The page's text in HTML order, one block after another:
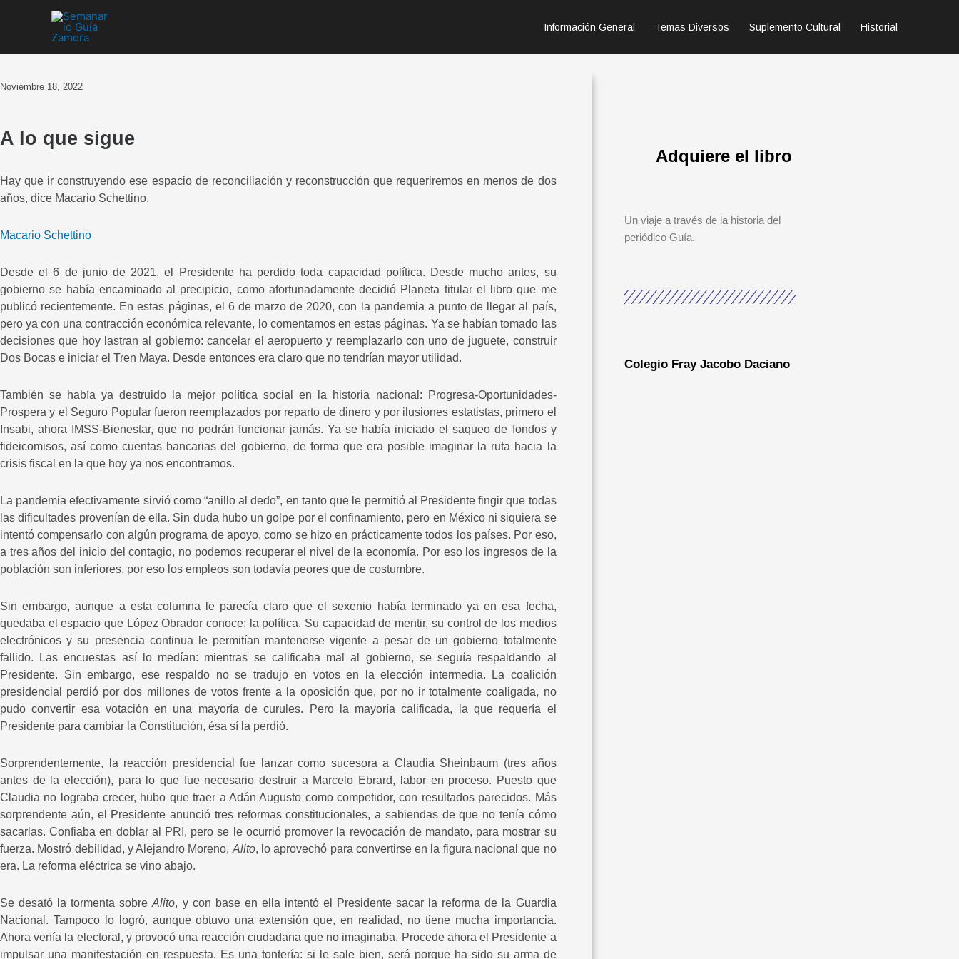
Información General Temas Diversos Suplemento Cultural Historial
Noviembre 18, 2022
A lo que sigue
Hay que ir construyendo ese espacio de reconciliación y reconstrucción que requeriremos en menos de dos
años, dice Macario Schettino.
Macario Schettino
Desde el 6 de junio de 2021, el Presidente ha perdido toda capacidad política. Desde mucho antes, su
gobierno se había encaminado al precipicio, como afortunadamente decidió Planeta titular el libro que me
publicó recientemente. En estas páginas, el 6 de marzo de 2020, con la pandemia a punto de llegar al país,
pero ya con una contracción económica relevante, lo comentamos en estas páginas. Ya se habían tomado las
decisiones que hoy lastran al gobierno: cancelar el aeropuerto y reemplazarlo con uno de juguete, construir
Dos Bocas e iniciar el Tren Maya. Desde entonces era claro que no tendrían mayor utilidad.
También se había ya destruido la mejor política social en la historia nacional: Progresa-Oportunidades-
Prospera y el Seguro Popular fueron reemplazados por reparto de dinero y por ilusiones estatistas, primero el
Insabi, ahora IMSS-Bienestar, que no podrán funcionar jamás. Ya se había iniciado el saqueo de fondos y
fideicomisos, así como cuentas bancarias del gobierno, de forma que era posible imaginar la ruta hacia la
crisis fiscal en la que hoy ya nos encontramos.
La pandemia efectivamente sirvió como “anillo al dedo”, en tanto que le permitió al Presidente fingir que todas
las dificultades provenían de ella. Sin duda hubo un golpe por el confinamiento, pero en México ni siquiera se
intentó compensarlo con algún programa de apoyo, como se hizo en prácticamente todos los países. Por eso,
a tres años del inicio del contagio, no podemos recuperar el nivel de la economía. Por eso los ingresos de la
población son inferiores, por eso los empleos son todavía peores que de costumbre.
Sin embargo, aunque a esta columna le parecía claro que el sexenio había terminado ya en esa fecha,
quedaba el espacio que López Obrador conoce: la política. Su capacidad de mentir, su control de los medios
electrónicos y su presencia continua le permitían mantenerse vigente a pesar de un gobierno totalmente
fallido. Las encuestas así lo medían: mientras se calificaba mal al gobierno, se seguía respaldando al
Presidente. Sin embargo, ese respaldo no se tradujo en votos en la elección intermedia. La coalición
presidencial perdió por dos millones de votos frente a la oposición que, por no ir totalmente coaligada, no
pudo convertir esa votación en una mayoría de curules. Pero la mayoría calificada, la que requería el
Presidente para cambiar la Constitución, ésa sí la perdió.
Sorprendentemente, la reacción presidencial fue lanzar como sucesora a Claudia Sheinbaum (tres años
antes de la elección), para lo que fue necesario destruir a Marcelo Ebrard, labor en proceso. Puesto que
Claudia no lograba crecer, hubo que traer a Adán Augusto como competidor, con resultados parecidos. Más
sorprendente aún, el Presidente anunció tres reformas constitucionales, a sabiendas de que no tenía cómo
sacarlas. Confiaba en doblar al PRI, pero se le ocurrió promover la revocación de mandato, para mostrar su
fuerza. Mostró debilidad, y Alejandro Moreno, Alito, lo aprovechó para convertirse en la figura nacional que no
era. La reforma eléctrica se vino abajo.
Se desató la tormenta sobreAlito, y con base en ella intentó el Presidente sacar la reforma de la Guardia
Nacional. Tampoco lo logró, aunque obtuvo una extensión que, en realidad, no tiene mucha importancia.
Ahora venía la electoral, y provocó una reacción ciudadana que no imaginaba. Procede ahora el Presidente a
impulsar una manifestación en respuesta. Es una tontería: si le sale bien, será porque ha sido su arma de
Adquiere el libro
Un viaje a través de la historia del
periódico Guía.
Colegio Fray Jacobo Daciano